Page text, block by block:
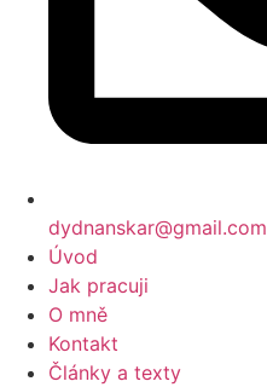
dydnanskar@gmail.com
Úvod
Jak pracuji
O mně
Kontakt
Články a texty